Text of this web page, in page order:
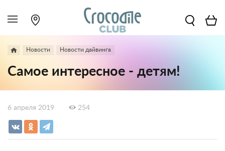
Новости Новости дайвинга
Самое интересное - детям!
6 апреля 2019 254